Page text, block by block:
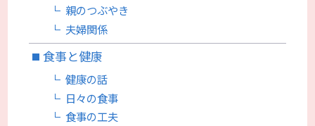
親のつぶやき
夫婦関係
食事と健康
健康の話
日々の食事
食事の工夫